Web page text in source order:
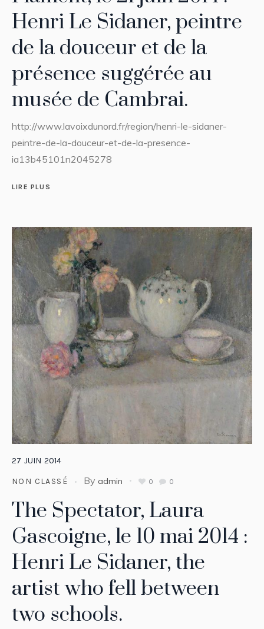
Henri Le Sidaner, peintre
de la douceur et de la
présence suggérée au
musée de Cambrai.
http://www.lavoixdunord.fr/region/henri-le-sidaner-
peintre-de-la-douceur-et-de-la-presence-
ia13b45101n2045278
LIRE PLUS
27 JUIN 2014
NON CLASSÉ By admin 0 0
The Spectator, Laura
Gascoigne, le 10 mai 2014 :
Henri Le Sidaner, the
artist who fell between
two schools.